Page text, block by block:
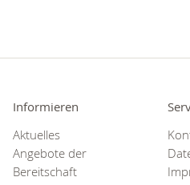
Informieren
Aktuelles
Angebote der
Bereitschaft